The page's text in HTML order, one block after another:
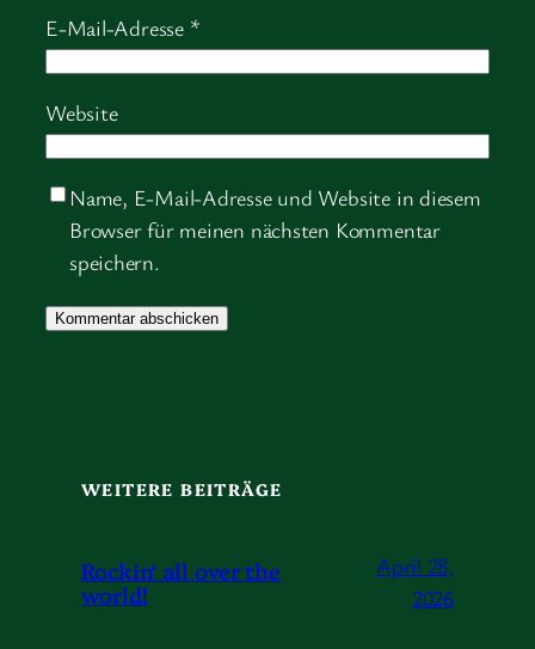
E-Mail-Adresse *
Website
Name, E-Mail-Adresse und Website in diesem
Browser für meinen nächsten Kommentar
speichern.
WEITERE BEITRÄGE
Rockin‘ all over the
world!
April 28,
2026